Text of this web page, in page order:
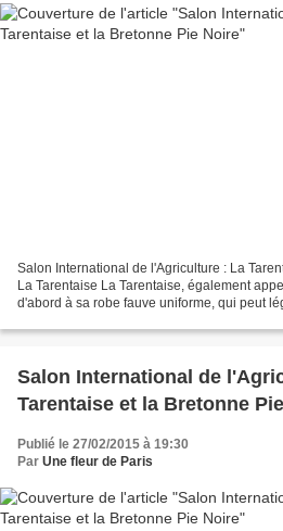
Salon International de l'Agriculture : La
La Tarentaise La Tarentaise, également
d'abord à sa robe fauve uniforme, qui peut
Salon International de
Tarentaise et la Bretonne
Publié le 27/02/2015 à 19:30
Par Une fleur de Paris